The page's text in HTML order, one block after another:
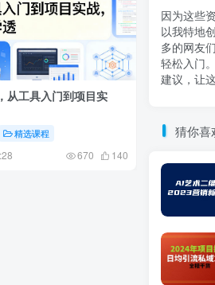
从工具入门到项目实
精选课程
670 140
付费阅读 ￥
因为这些
以我特地
多的网友
轻松入门
建议，让
猜你喜